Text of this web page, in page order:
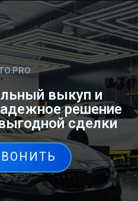
выкуп и
решение
сделки